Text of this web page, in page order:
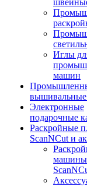
Иглы
машин
Электронные
подарочные
Раскройные
ScanNCut и
машины